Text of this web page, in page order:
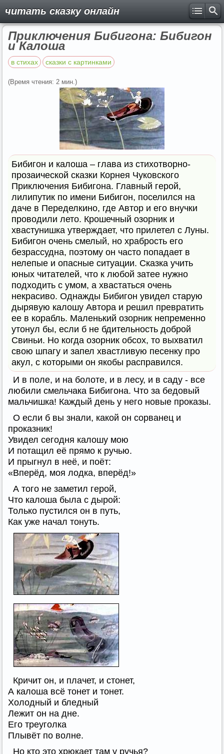
читать сказку онлайн
Приключения Бибигона: Бибигон
и Калоша
в стихах сказки с картинками
(Время чтения: 2 мин.)
Бибигон и калоша – глава из стихотворно-
прозаической сказки Корнея Чуковского
Приключения Бибигона. Главный герой,
лилипутик по имени Бибигон, поселился на
даче в Переделкино, где Автор и его внучки
проводили лето. Крошечный озорник и
хвастунишка утверждает, что прилетел с Луны.
Бибигон очень смелый, но храбрость его
безрассудна, поэтому он часто попадает в
нелепые и опасные ситуации. Сказка учить
юных читателей, что к любой затее нужно
подходить с умом, а хвастаться очень
некрасиво. Однажды Бибигон увидел старую
дырявую калошу Автора и решил превратить
ее в корабль. Маленький озорник непременно
утонул бы, если б не бдительность доброй
Свиньи. Но когда озорник обсох, то выхватил
свою шпагу и запел хвастливую песенку про
акул, с которыми он якобы расправился.
И в поле, и на болоте, и в лесу, и в саду - все
любили смельчака Бибигона. Что за бедовый
мальчишка! Каждый день у него новые проказы.
О если б вы знали, какой он сорванец и
проказник!
Увидел сегодня калошу мою
И потащил её прямо к ручью.
И прыгнул в неё, и поёт:
«Вперёд, моя лодка, вперёд!»
А того не заметил герой,
Что калоша была с дырой:
Только пустился он в путь,
Как уже начал тонуть.
Кричит он, и плачет, и стонет,
А калоша всё тонет и тонет.
Холодный и бледный
Лежит он на дне.
Его треуголка
Плывёт по волне.
Но кто это хрюкает там у ручья?